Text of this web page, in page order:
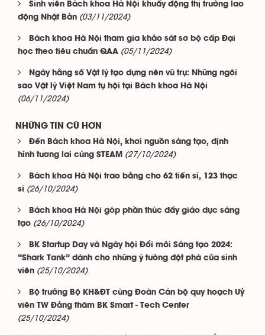
Sinh viên Bách khoa Hà Nội khuấy động thị trường lao
động Nhật Bản (03/11/2024)
Bách khoa Hà Nội tham gia khảo sát sơ bộ cấp Đại
học theo tiêu chuẩn QAA (05/11/2024)
Ngày hằng số Vật lý tạo dựng nên vũ trụ: Những ngôi
sao Vật lý Việt Nam tụ hội tại Bách khoa Hà Nội
(06/11/2024)
NHỮNG TIN CŨ HƠN
Đến Bách khoa Hà Nội, khơi nguồn sáng tạo, định
hình tương lai cùng STEAM (27/10/2024)
Bách khoa Hà Nội trao bằng cho 62 tiến sĩ, 123 thạc
sĩ (26/10/2024)
Bách khoa Hà Nội góp phần thúc đẩy giáo dục sáng
tạo (26/10/2024)
BK Startup Day và Ngày hội Đổi mới Sáng tạo 2024:
“Shark Tank” dành cho những ý tưởng đột phá của sinh
viên (25/10/2024)
Bộ trưởng Bộ KH&ĐT cùng Đoàn Cán bộ quy hoạch Uỷ
viên TW Đảng thăm BK Smart - Tech Center
(25/10/2024)